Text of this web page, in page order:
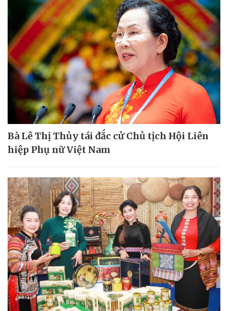
Bà Lê Thị Thủy tái đắc cử Chủ tịch Hội Liên
hiệp Phụ nữ Việt Nam